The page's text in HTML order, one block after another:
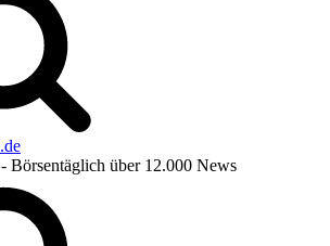
- Börsentäglich über 12.000 News